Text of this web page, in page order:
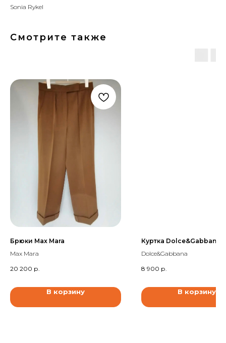
Sonia Rykel
Смотрите также
Брюки Max Mara
Max Mara
20 200 р.
В корзину
Куртка Dolce&Gabbana
Dolce&Gabbana
8 900 р.
В корзину